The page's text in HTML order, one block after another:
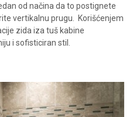
od načina da to postignete
vertikalnu prugu.
Korišćenjem
zida iza tuš kabine
i sofisticiran stil.